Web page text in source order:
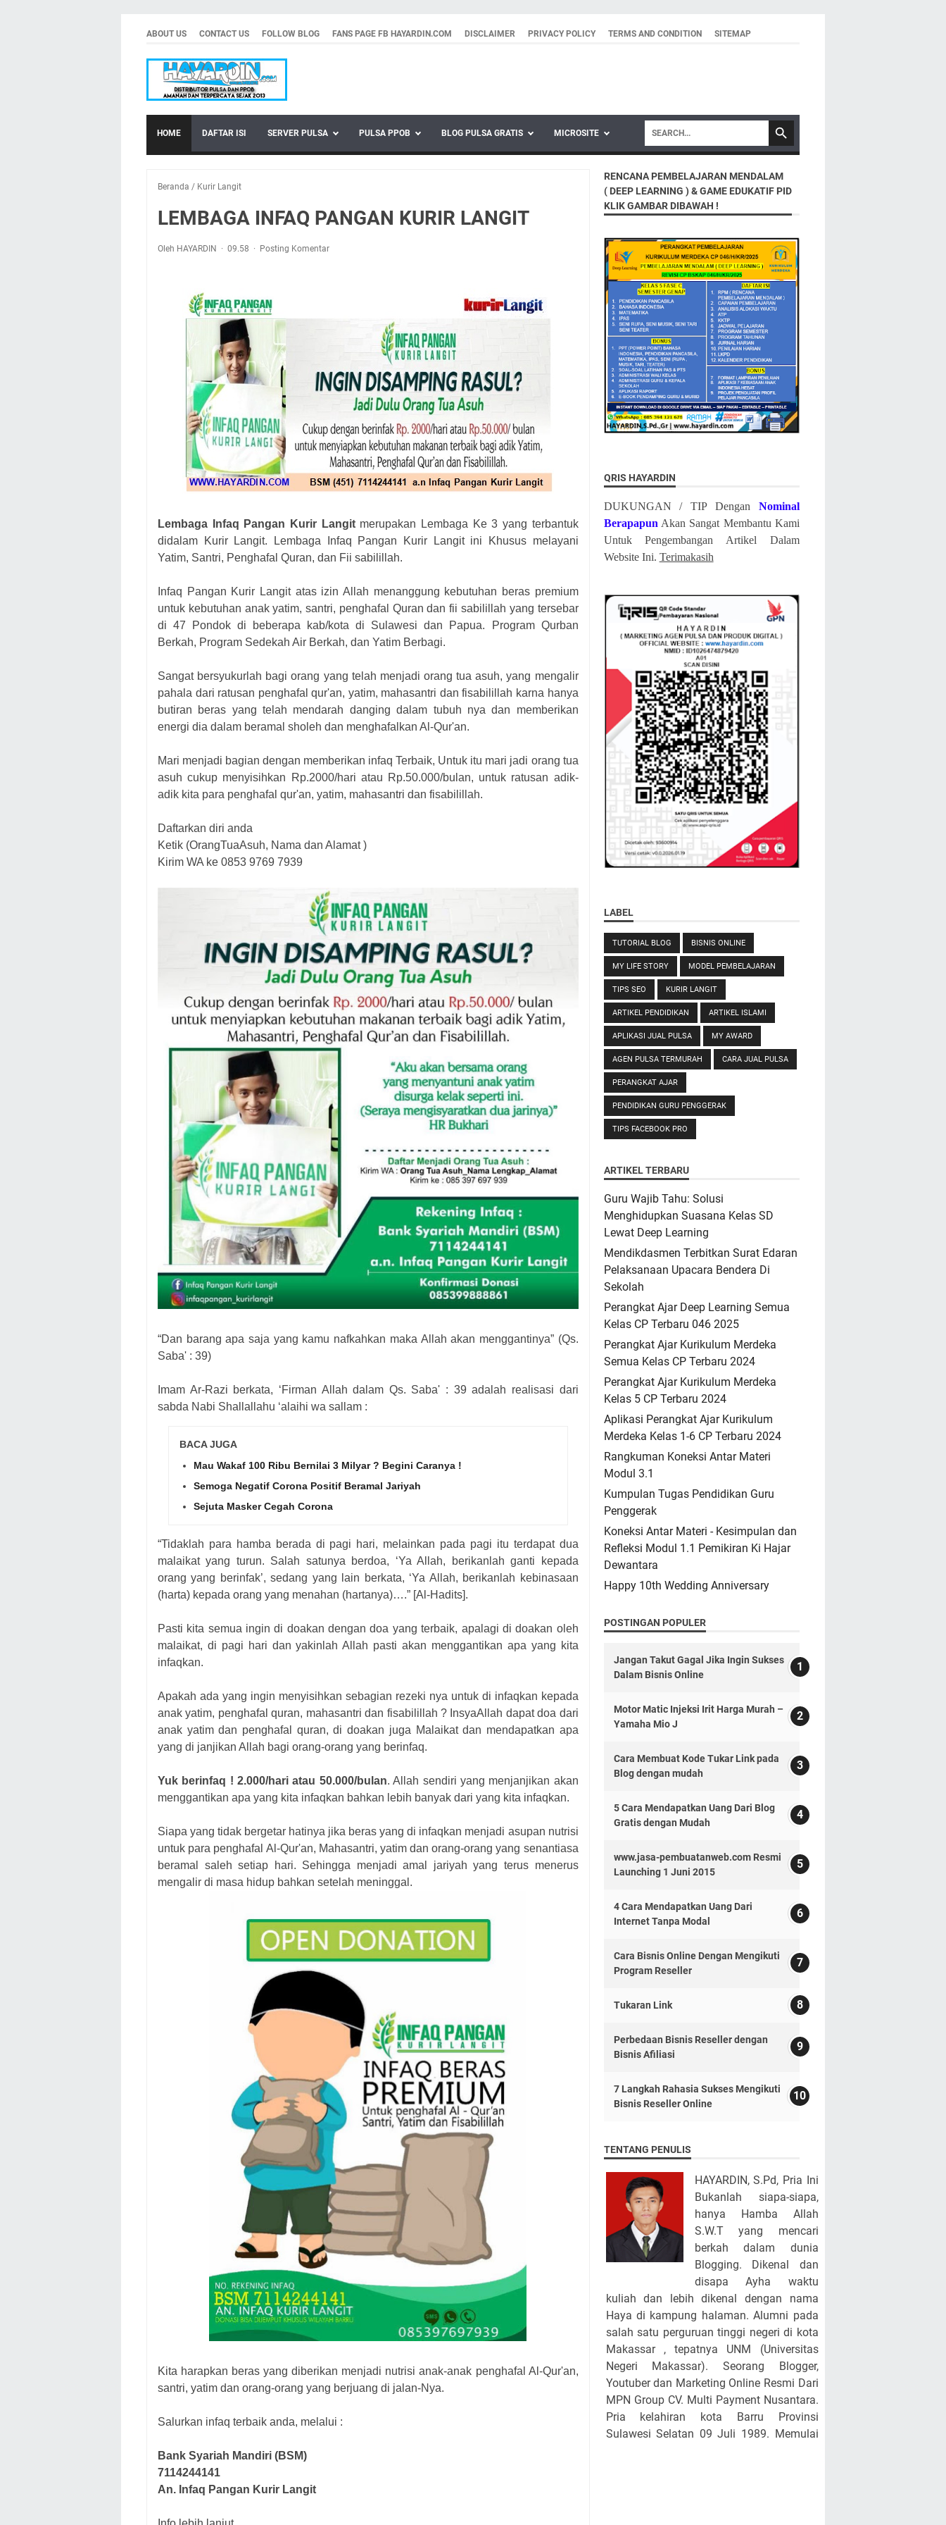
ABOUT US CONTACT US FOLLOW BLOG FANS PAGE FB HAYARDIN.COM DISCLAIMER PRIVACY POLICY TERMS AND CONDITION SITEMAP
HOME DAFTAR ISI SERVER PULSA PULSA PPOB BLOG PULSA GRATIS MICROSITE
Beranda / Kurir Langit
LEMBAGA INFAQ PANGAN KURIR LANGIT
Oleh HAYARDIN 09.58 Posting Komentar
Lembaga Infaq Pangan Kurir Langitmerupakan Lembaga Ke 3 yang terbantuk
didalam Kurir Langit. Lembaga Infaq Pangan Kurir Langit ini Khusus melayani
Yatim, Santri, Penghafal Quran, dan Fii sabilillah.
Infaq Pangan Kurir Langit atas izin Allah menanggung kebutuhan beras premium
untuk kebutuhan anak yatim, santri, penghafal Quran dan fii sabilillah yang tersebar
di 47 Pondok di beberapa kab/kota di Sulawesi dan Papua. Program Qurban
Berkah, Program Sedekah Air Berkah, dan Yatim Berbagi.
Sangat bersyukurlah bagi orang yang telah menjadi orang tua asuh, yang mengalir
pahala dari ratusan penghafal qur'an, yatim, mahasantri dan fisabilillah karna hanya
butiran beras yang telah mendarah danging dalam tubuh nya dan memberikan
energi dia dalam beramal sholeh dan menghafalkan Al-Qur'an.
Mari menjadi bagian dengan memberikan infaq Terbaik, Untuk itu mari jadi orang tua
asuh cukup menyisihkan Rp.2000/hari atau Rp.50.000/bulan, untuk ratusan adik-
adik kita para penghafal qur'an, yatim, mahasantri dan fisabilillah.
Daftarkan diri anda
Ketik (OrangTuaAsuh, Nama dan Alamat )
Kirim WA ke 0853 9769 7939
“Dan barang apa saja yang kamu nafkahkan maka Allah akan menggantinya” (Qs.
Saba' : 39)
Imam Ar-Razi berkata, ‘Firman Allah dalam Qs. Saba' : 39 adalah realisasi dari
sabda Nabi Shallallahu ‘alaihi wa sallam :
BACA JUGA
Mau Wakaf 100 Ribu Bernilai 3 Milyar ? Begini Caranya !
Semoga Negatif Corona Positif Beramal Jariyah
Sejuta Masker Cegah Corona
“Tidaklah para hamba berada di pagi hari, melainkan pada pagi itu terdapat dua
malaikat yang turun. Salah satunya berdoa, ‘Ya Allah, berikanlah ganti kepada
orang yang berinfak’, sedang yang lain berkata, ‘Ya Allah, berikanlah kebinasaan
(harta) kepada orang yang menahan (hartanya)….” [Al-Hadits].
Pasti kita semua ingin di doakan dengan doa yang terbaik, apalagi di doakan oleh
malaikat, di pagi hari dan yakinlah Allah pasti akan menggantikan apa yang kita
infaqkan.
Apakah ada yang ingin menyisihkan sebagian rezeki nya untuk di infaqkan kepada
anak yatim, penghafal quran, mahasantri dan fisabilillah ? InsyaAllah dapat doa dari
anak yatim dan penghafal quran, di doakan juga Malaikat dan mendapatkan apa
yang di janjikan Allah bagi orang-orang yang berinfaq.
Yuk berinfaq ! 2.000/hari atau 50.000/bulan. Allah sendiri yang menjanjikan akan
menggantikan apa yang kita infaqkan bahkan lebih banyak dari yang kita infaqkan.
Siapa yang tidak bergetar hatinya jika beras yang di infaqkan menjadi asupan nutrisi
untuk para penghafal Al-Qur'an, Mahasantri, yatim dan orang-orang yang senantiasa
beramal saleh setiap hari. Sehingga menjadi amal jariyah yang terus menerus
mengalir di masa hidup bahkan setelah meninggal.
Kita harapkan beras yang diberikan menjadi nutrisi anak-anak penghafal Al-Qur'an,
santri, yatim dan orang-orang yang berjuang di jalan-Nya.
Salurkan infaq terbaik anda, melalui :
Bank Syariah Mandiri (BSM)
7114244141
An. Infaq Pangan Kurir Langit
RENCANA PEMBELAJARAN MENDALAM
( DEEP LEARNING ) & GAME EDUKATIF PID
KLIK GAMBAR DIBAWAH !
QRIS HAYARDIN
DUKUNGAN / TIP Dengan Nominal
Berapapun Akan Sangat Membantu Kami
Untuk Pengembangan Artikel Dalam
Website Ini. Terimakasih
LABEL
TUTORIAL BLOG BISNIS ONLINE
MY LIFE STORY MODEL PEMBELAJARAN
TIPS SEO KURIR LANGIT
ARTIKEL PENDIDIKAN ARTIKEL ISLAMI
APLIKASI JUAL PULSA MY AWARD
AGEN PULSA TERMURAH CARA JUAL PULSA
PERANGKAT AJAR
PENDIDIKAN GURU PENGGERAK
TIPS FACEBOOK PRO
ARTIKEL TERBARU
Guru Wajib Tahu: Solusi
Menghidupkan Suasana Kelas SD
Lewat Deep Learning
Mendikdasmen Terbitkan Surat Edaran
Pelaksanaan Upacara Bendera Di
Sekolah
Perangkat Ajar Deep Learning Semua
Kelas CP Terbaru 046 2025
Perangkat Ajar Kurikulum Merdeka
Semua Kelas CP Terbaru 2024
Perangkat Ajar Kurikulum Merdeka
Kelas 5 CP Terbaru 2024
Aplikasi Perangkat Ajar Kurikulum
Merdeka Kelas 1-6 CP Terbaru 2024
Rangkuman Koneksi Antar Materi
Modul 3.1
Kumpulan Tugas Pendidikan Guru
Penggerak
Koneksi Antar Materi - Kesimpulan dan
Refleksi Modul 1.1 Pemikiran Ki Hajar
Dewantara
Happy 10th Wedding Anniversary
POSTINGAN POPULER
Jangan Takut Gagal Jika Ingin Sukses
Dalam Bisnis Online
Motor Matic Injeksi Irit Harga Murah –
Yamaha Mio J
Cara Membuat Kode Tukar Link pada
Blog dengan mudah
5 Cara Mendapatkan Uang Dari Blog
Gratis dengan Mudah
www.jasa-pembuatanweb.com Resmi
Launching 1 Juni 2015
4 Cara Mendapatkan Uang Dari
Internet Tanpa Modal
Cara Bisnis Online Dengan Mengikuti
Program Reseller
Tukaran Link
Perbedaan Bisnis Reseller dengan
Bisnis Afiliasi
7 Langkah Rahasia Sukses Mengikuti
Bisnis Reseller Online
TENTANG PENULIS
HAYARDIN, S.Pd, Pria Ini
Bukanlah siapa-siapa,
hanya Hamba Allah
S.W.T yang mencari
berkah dalam dunia
Blogging. Dikenal dan
disapa Ayha waktu
kuliah dan lebih dikenal dengan nama
Haya di kampung halaman. Alumni pada
salah satu perguruan tinggi negeri di kota
Makassar , tepatnya UNM (Universitas
Negeri Makassar). Seorang Blogger,
Youtuber dan Marketing Online Resmi Dari
MPN Group CV. Multi Payment Nusantara.
Pria kelahiran kota Barru Provinsi
Sulawesi Selatan 09 Juli 1989. Memulai